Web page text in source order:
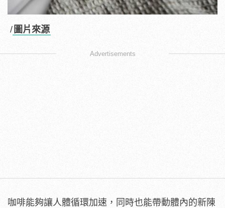
/ 圖片來源
Advertisements
咖啡能夠讓人體循環加速，同時也能帶動體內的新陳